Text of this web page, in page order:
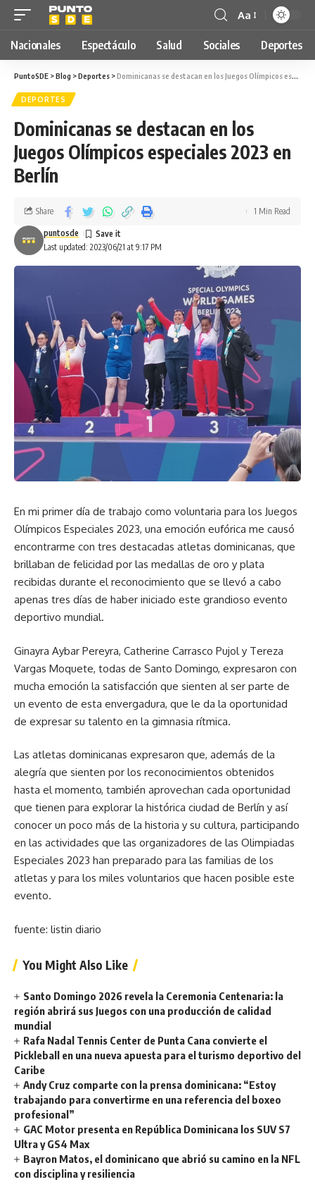
Aa
Nacionales Espectáculo Salud Sociales Deportes
PuntoSDE >Blog >Deportes >Dominicanas se destacan en los Juegos Olímpicos especiales 2023 en Berlín
DEPORTES
Dominicanas se destacan en los
Juegos Olímpicos especiales 2023 en
Berlín
Last updated: 2023/06/21 at 9:17 PM
puntosde
Share 1 Min Read
En mi primer día de trabajo como voluntaria para los Juegos
Olímpicos Especiales 2023, una emoción eufórica me causó
encontrarme con tres destacadas atletas dominicanas, que
brillaban de felicidad por las medallas de oro y plata
recibidas durante el reconocimiento que se llevó a cabo
apenas tres días de haber iniciado este grandioso evento
deportivo mundial.
Ginayra Aybar Pereyra, Catherine Carrasco Pujol y Tereza
Vargas Moquete, todas de Santo Domingo, expresaron con
mucha emoción la satisfacción que sienten al ser parte de
un evento de esta envergadura, que le da la oportunidad
de expresar su talento en la gimnasia rítmica.
Las atletas dominicanas expresaron que, además de la
alegría que sienten por los reconocimientos obtenidos
hasta el momento, también aprovechan cada oportunidad
que tienen para explorar la histórica ciudad de Berlín y así
conocer un poco más de la historia y su cultura, participando
en las actividades que las organizadores de las Olimpiadas
Especiales 2023 han preparado para las familias de los
atletas y para los miles voluntarios que hacen posible este
evento.
fuente: listin diario
You Might Also Like
Santo Domingo 2026 revela la Ceremonia Centenaria: la
región abrirá sus Juegos con una producción de calidad
mundial
Rafa Nadal Tennis Center de Punta Cana convierte el
Pickleball en una nueva apuesta para el turismo deportivo del
Caribe
Andy Cruz comparte con la prensa dominicana: “Estoy
trabajando para convertirme en una referencia del boxeo
profesional”
GAC Motor presenta en República Dominicana los SUV S7
Ultra y GS4 Max
Bayron Matos, el dominicano que abrió su camino en la NFL
con disciplina y resiliencia